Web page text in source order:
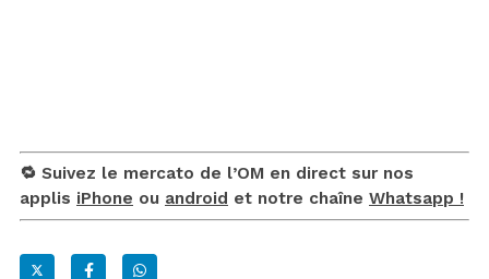
🔁 Suivez le mercato de l’OM en direct sur nos
applis iPhone ou android et notre chaîne Whatsapp !